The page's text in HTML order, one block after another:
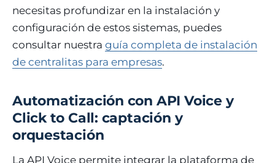
necesitas profundizar en la instalación y
configuración de estos sistemas, puedes
consultar nuestra guía completa de instalación
de centralitas para empresas.
Automatización con API Voice y
Click to Call: captación y
orquestación
La API Voice permite integrar la plataforma de